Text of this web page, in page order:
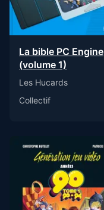
La bible PC Engine
(volume 1)
Les Hucards
Collectif